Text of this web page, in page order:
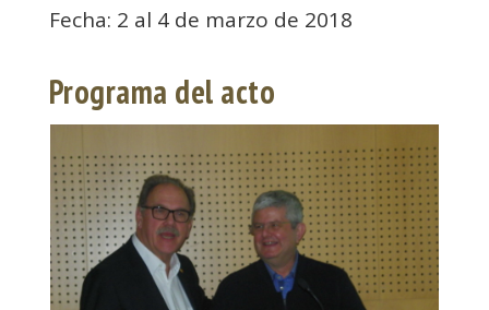
Fecha: 2 al 4 de marzo de 2018
Programa del acto